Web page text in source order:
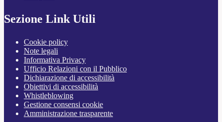
Sezione Link Utili
Cookie policy
Note legali
Informativa Privacy
Ufficio Relazioni con il Pubblico
Dichiarazione di accessibilità
Obiettivi di accessibilità
Whistleblowing
Gestione consensi cookie
Amministrazione trasparente